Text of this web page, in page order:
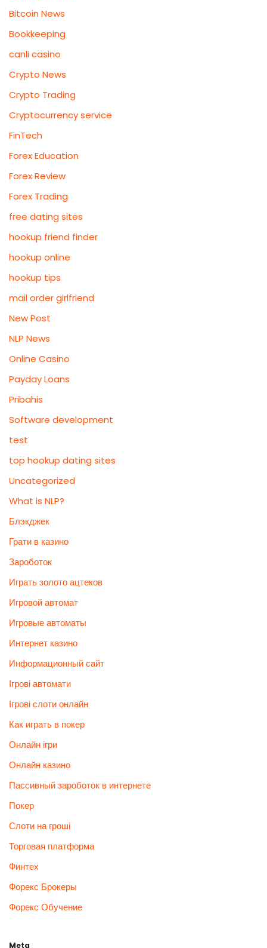
Bitcoin News
Bookkeeping
canli casino
Crypto News
Crypto Trading
Cryptocurrency service
FinTech
Forex Education
Forex Review
Forex Trading
free dating sites
hookup friend finder
hookup online
hookup tips
mail order girlfriend
New Post
NLP News
Online Casino
Payday Loans
Pribahis
Software development
test
top hookup dating sites
Uncategorized
What is NLP?
Блэкджек
Грати в казино
Зароботок
Играть золото ацтеков
Игровой автомат
Игровые автоматы
Интернет казино
Информационный сайт
Ігрові автомати
Ігрові слоти онлайн
Как играть в покер
Онлайн ігри
Онлайн казино
Пассивный зароботок в интернете
Покер
Слоти на гроші
Торговая платформа
Финтех
Форекс Брокеры
Форекс Обучение
Meta